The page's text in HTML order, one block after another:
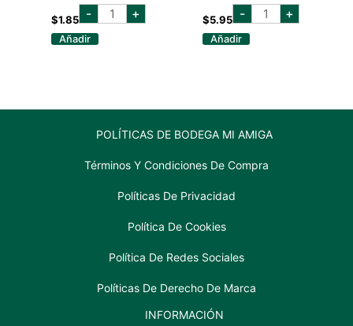
$1.85 - DIVELLA
SPAGHETTI
8
500
+
Añadir
$5.95 - GOURMAR
SALMON
+
Añadir
POLÍTICAS DE BODEGA MI AMIGA
Términos Y Condiciones De Compra
Políticas De Privacidad
Política De Cookies
Política De Redes Sociales
Políticas De Derecho De Marca
INFORMACIÓN